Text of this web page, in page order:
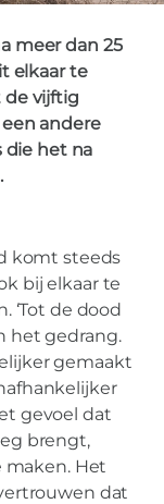
2016
SCHEIDEN
– Grijze
meer dan 25
elkaar te
de vijftig
andere
die het na
komt steeds
bij elkaar te
‘Tot de dood
het gedrang.
gemaakt
gevoel dat
brengt,
Het
dat